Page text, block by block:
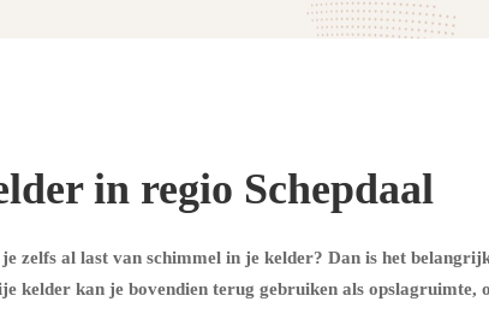
in regio Schepdaal
zelfs al last van schimmel in je kelder? Dan is het
kelder kan je bovendien terug gebruiken als opslagruimte,